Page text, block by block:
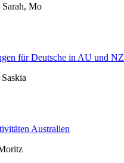
Sarah, Mo
für Deutsche in AU und NZ
Australien